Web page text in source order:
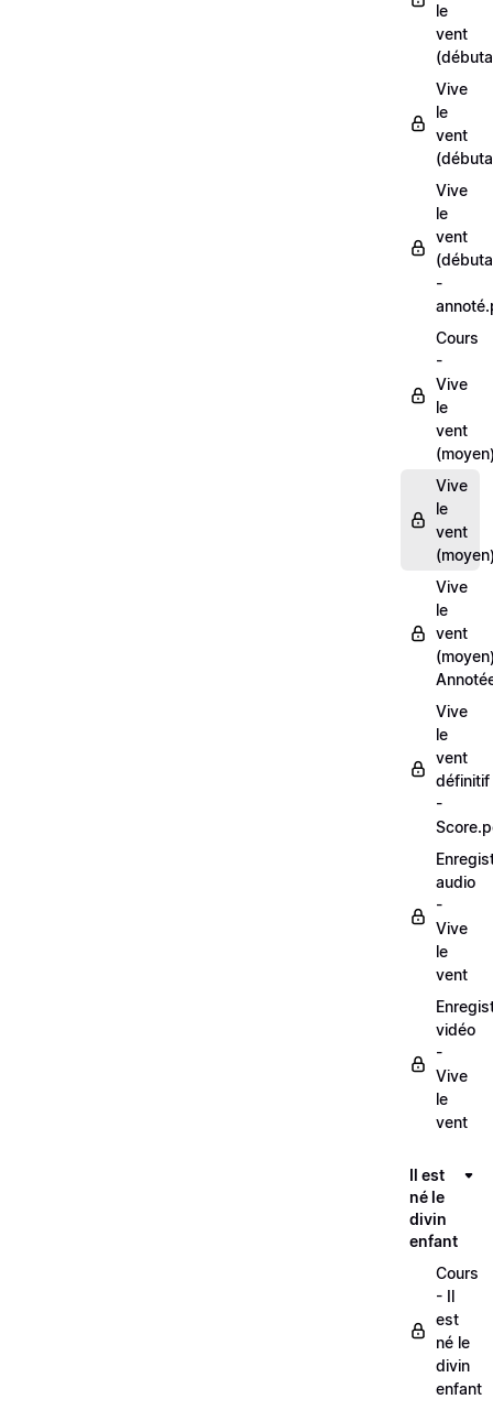
le
vent
Vive
le
vent
Vive
le
vent
-
Cours
-
Vive
le
vent
Vive
le
vent
Vive
le
vent
Vive
le
vent
définitif
-
audio
-
Vive
le
vent
vidéo
-
Vive
le
vent
Il est
né le
divin
enfant
Cours
- Il
est
né le
divin
enfant